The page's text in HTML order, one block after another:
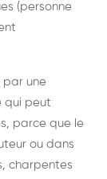
(personne
par une
qui peut
parce que le
ou dans
charpentes